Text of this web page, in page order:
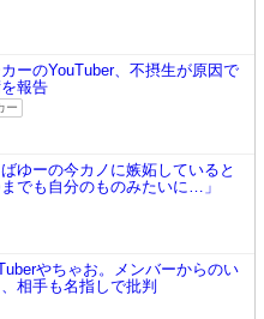
ーのYouTuber、不摂生が原因で
報告
ー
ゆーの今カノに嫉妬していると
でも自分のものみたいに…」
やちゃお。メンバーからのい
相手も名指しで批判